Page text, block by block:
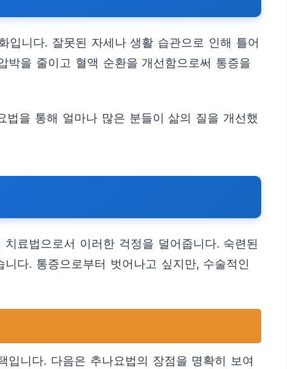
니다. 잘못된 자세나 생활 습관으로 인해 틀어
을 줄이고 혈액 순환을 개선함으로써 통증을
을 통해 얼마나 많은 분들이 삶의 질을 개선했
료법으로서 이러한 걱정을 덜어줍니다. 숙련된
다. 통증으로부터 벗어나고 싶지만, 수술적인
니다. 다음은 추나요법의 장점을 명확히 보여